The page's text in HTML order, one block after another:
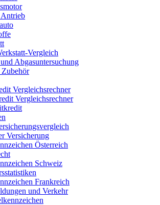
Vergleich
Abgasuntersuchung
Vergleichsrechner
Vergleichsrechner
Versicherung
Österreich
Schweiz
Frankreich
und Verkehr